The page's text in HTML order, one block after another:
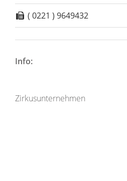
( 0221 ) 9649432
Info:
Zirkusunternehmen